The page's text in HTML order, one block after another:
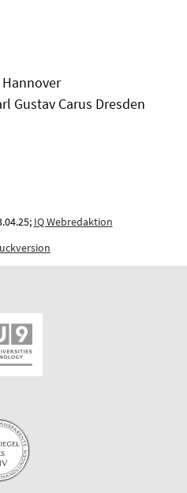
Gustav Carus Dresden
IQ Webredaktion